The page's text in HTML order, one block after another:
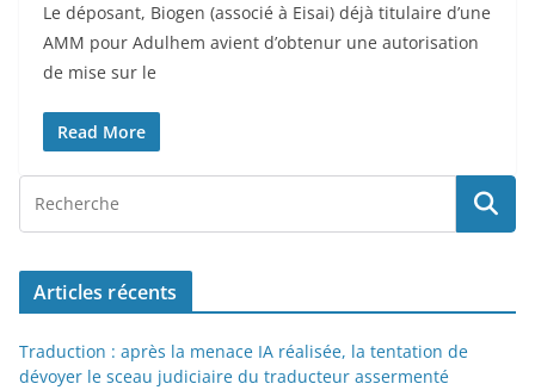
Le déposant, Biogen (associé à Eisai) déjà titulaire d’une
AMM pour Adulhem avient d’obtenur une autorisation
de mise sur le
Read More
Articles récents
Traduction : après la menace IA réalisée, la tentation de
dévoyer le sceau judiciaire du traducteur assermenté